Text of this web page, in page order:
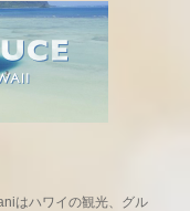
はハワイの観光、グル